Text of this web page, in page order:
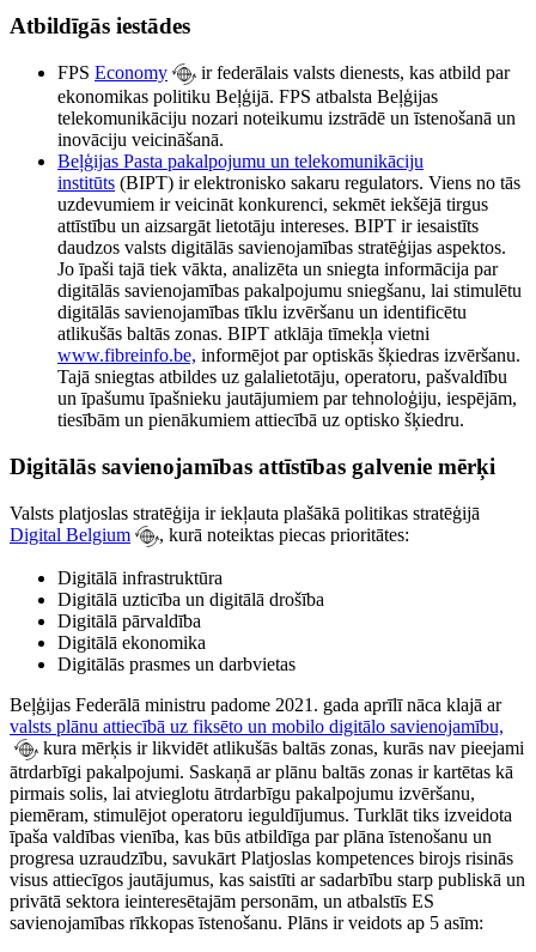
Atbildīgās iestādes
FPS Economy
ir federālais valsts dienests, kas atbild par
ekonomikas politiku Beļģijā. FPS atbalsta Beļģijas
telekomunikāciju nozari noteikumu izstrādē un īstenošanā un
inovāciju veicināšanā.
Beļģijas Pasta pakalpojumu un telekomunikāciju
institūts (BIPT) ir elektronisko sakaru regulators. Viens no tās
uzdevumiem ir veicināt konkurenci, sekmēt iekšējā tirgus
attīstību un aizsargāt lietotāju intereses. BIPT ir iesaistīts
daudzos valsts digitālās savienojamības stratēģijas aspektos.
Jo īpaši tajā tiek vākta, analizēta un sniegta informācija par
digitālās savienojamības pakalpojumu sniegšanu, lai stimulētu
digitālās savienojamības tīklu izvēršanu un identificētu
atlikušās baltās zonas. BIPT atklāja tīmekļa vietni
www.fibreinfo.be, informējot par optiskās šķiedras izvēršanu.
Tajā sniegtas atbildes uz galalietotāju, operatoru, pašvaldību
un īpašumu īpašnieku jautājumiem par tehnoloģiju, iespējām,
tiesībām un pienākumiem attiecībā uz optisko šķiedru.
Digitālās savienojamības attīstības galvenie mērķi
Valsts platjoslas stratēģija ir iekļauta plašākā politikas stratēģijā
Digital Belgium
, kurā noteiktas piecas prioritātes:
Digitālā infrastruktūra
Digitālā uzticība un digitālā drošība
Digitālā pārvaldība
Digitālā ekonomika
Digitālās prasmes un darbvietas
Beļģijas Federālā ministru padome 2021. gada aprīlī nāca klajā ar
valsts plānu attiecībā uz fiksēto un mobilo digitālo savienojamību,
kura mērķis ir likvidēt atlikušās baltās zonas, kurās nav pieejami
ātrdarbīgi pakalpojumi. Saskaņā ar plānu baltās zonas ir kartētas kā
pirmais solis, lai atvieglotu ātrdarbīgu pakalpojumu izvēršanu,
piemēram, stimulējot operatoru ieguldījumus. Turklāt tiks izveidota
īpaša valdības vienība, kas būs atbildīga par plāna īstenošanu un
progresa uzraudzību, savukārt Platjoslas kompetences birojs risinās
visus attiecīgos jautājumus, kas saistīti ar sadarbību starp publiskā un
privātā sektora ieinteresētajām personām, un atbalstīs ES
savienojamības rīkkopas īstenošanu. Plāns ir veidots ap 5 asīm: